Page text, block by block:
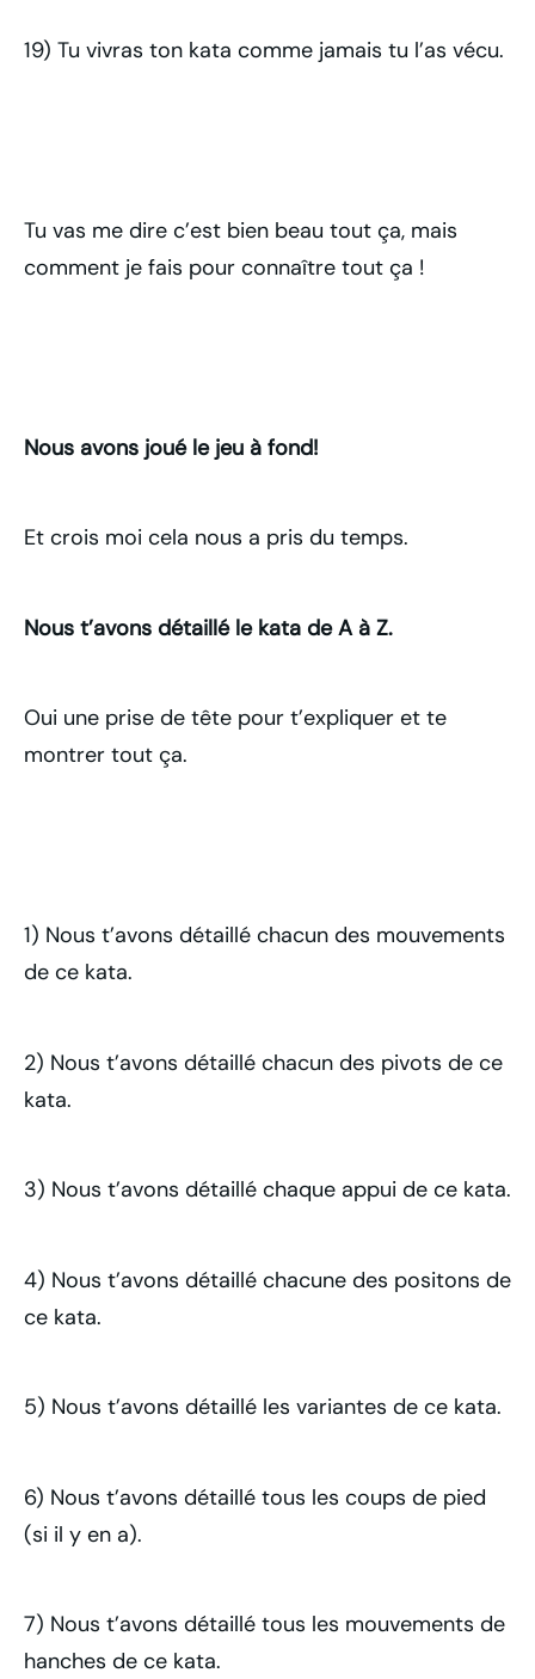
19) Tu vivras ton kata comme jamais tu l’as vécu.
Tu vas me dire c’est bien beau tout ça, mais
comment je fais pour connaître tout ça !
Nous avons joué le jeu à fond!
Et crois moi cela nous a pris du temps.
Nous t’avons détaillé le kata de A à Z.
Oui une prise de tête pour t’expliquer et te
montrer tout ça.
1) Nous t’avons détaillé chacun des mouvements
de ce kata.
2) Nous t’avons détaillé chacun des pivots de ce
kata.
3) Nous t’avons détaillé chaque appui de ce kata.
4) Nous t’avons détaillé chacune des positons de
ce kata.
5) Nous t’avons détaillé les variantes de ce kata.
6) Nous t’avons détaillé tous les coups de pied
(si il y en a).
7) Nous t’avons détaillé tous les mouvements de
hanches de ce kata.